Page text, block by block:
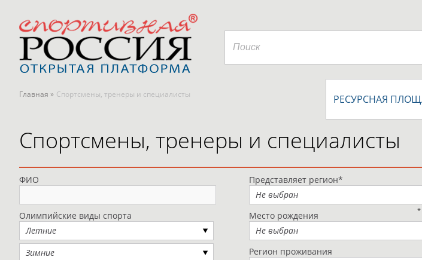
Главная » Спортсмены, тренеры и специалисты РЕСУРСНАЯ
Спортсмены, тренеры и специалисты
ФИО
Олимпийские виды спорта
Летние
Зимние
Представляет регион*
Не выбран
*
Место рождения
Не выбран
Регион проживания